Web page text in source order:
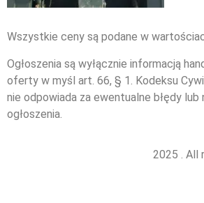
Wszystkie ceny są podane w
Ogłoszenia są wyłącznie informacją
oferty w myśl art. 66, § 1. Kodeksu
nie odpowiada za ewentualne błędy lub
ogłoszenia.
2025 . All